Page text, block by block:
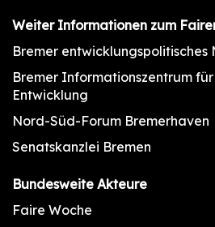
Weiter Informationen zum
Bremer entwicklungspolitisches
Bremer Informationszentrum
Entwicklung
Nord-Süd-Forum Bremerhaven
Senatskanzlei Bremen
Bundesweite Akteure
Faire Woche